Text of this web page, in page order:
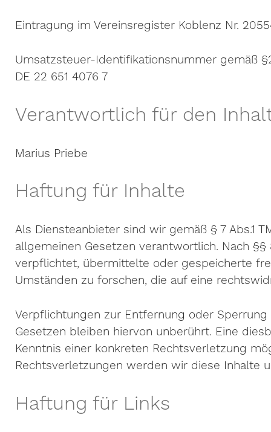
Eintragung im Vereinsregister Koblenz Nr.
Umsatzsteuer-Identifikationsnummer gemäß
DE 22 651 4076 7
Verantwortlich für den
Marius Priebe
Haftung für Inhalte
Als Diensteanbieter sind wir gemäß § 7 Abs.1
allgemeinen Gesetzen verantwortlich. Nach
verpflichtet, übermittelte oder gespeicherte
Umständen zu forschen, die auf eine
Verpflichtungen zur Entfernung oder
Gesetzen bleiben hiervon unberührt. Eine
Kenntnis einer konkreten Rechtsverletzung
Rechtsverletzungen werden wir diese Inhalte
Haftung für Links